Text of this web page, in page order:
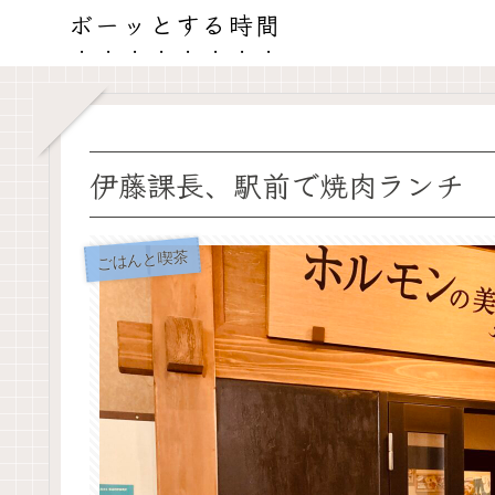
ボーッとする時間
伊藤課長、駅前で焼肉ランチ
ごはんと喫茶